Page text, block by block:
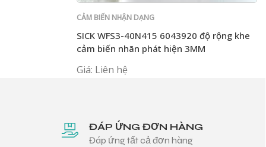
CẢM BIẾN NHẬN DẠNG
SICK WFS3-40N415 6043920 độ rộng khe
cảm biến nhãn phát hiện 3MM
Giá: Liên hệ
ĐÁP ỨNG ĐƠN HÀNG
Đáp ứng tất cả đơn hàng